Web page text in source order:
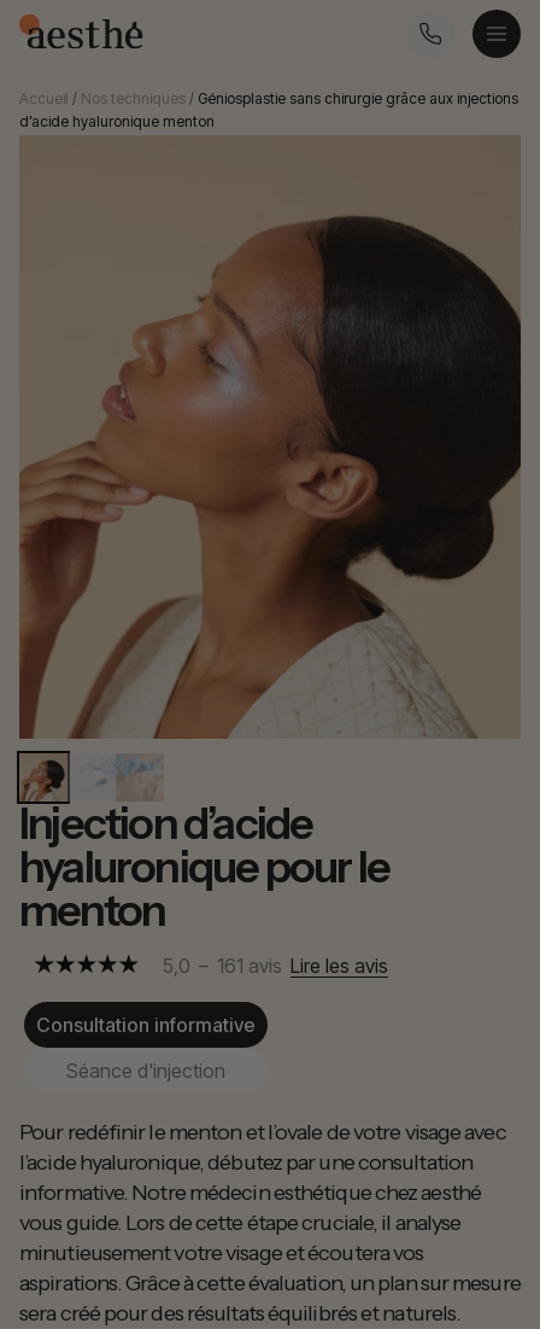
Accueil / Nos techniques / Géniosplastie sans chirurgie grâce aux injections
d’acide hyaluronique menton
Injection d’acide
hyaluronique pour le
menton
5,0 – 161 avis Lire les avis
Consultation informative
Séance d'injection
Pour redéfinir le menton et l’ovale de votre visage avec
l’acide hyaluronique, débutez par une consultation
informative. Notre médecin esthétique chez aesthé
vous guide. Lors de cette étape cruciale, il analyse
minutieusement votre visage et écoutera vos
aspirations. Grâce à cette évaluation, un plan sur mesure
sera créé pour des résultats équilibrés et naturels.